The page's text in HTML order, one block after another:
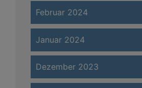
Februar 2024
Januar 2024
Dezember 2023